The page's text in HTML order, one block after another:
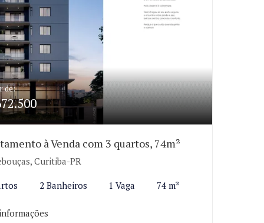
de:
à Venda com 3 quartos, 74m²
Curitiba-PR
2 Banheiros 1 Vaga 74 m²